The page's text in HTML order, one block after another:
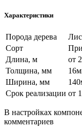
Характеристики
Порода дерева
Сорт
Длина, м
от
Толщина, мм
Ширина, мм
Срок реализации от
В настройках
комментариев